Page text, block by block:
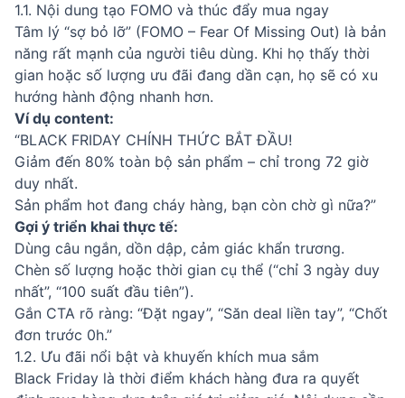
1.1. Nội dung tạo FOMO và thúc đẩy mua ngay
Tâm lý “sợ bỏ lỡ” (FOMO – Fear Of Missing Out) là bản
năng rất mạnh của người tiêu dùng. Khi họ thấy thời
gian hoặc số lượng ưu đãi đang dần cạn, họ sẽ có xu
hướng hành động nhanh hơn.
Ví dụ content:
“BLACK FRIDAY CHÍNH THỨC BẮT ĐẦU!
Giảm đến 80% toàn bộ sản phẩm – chỉ trong 72 giờ
duy nhất.
Sản phẩm hot đang cháy hàng, bạn còn chờ gì nữa?”
Gợi ý triển khai thực tế:
Dùng câu ngắn, dồn dập, cảm giác khẩn trương.
Chèn số lượng hoặc thời gian cụ thể (“chỉ 3 ngày duy
nhất”, “100 suất đầu tiên”).
Gắn CTA rõ ràng: “Đặt ngay”, “Săn deal liền tay”, “Chốt
đơn trước 0h.”
1.2. Ưu đãi nổi bật và khuyến khích mua sắm
Black Friday là thời điểm khách hàng đưa ra quyết